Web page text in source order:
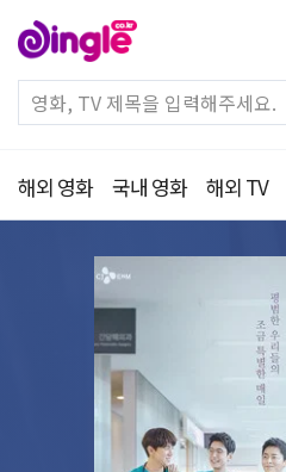
해외 영화 국내 영화 해외 TV